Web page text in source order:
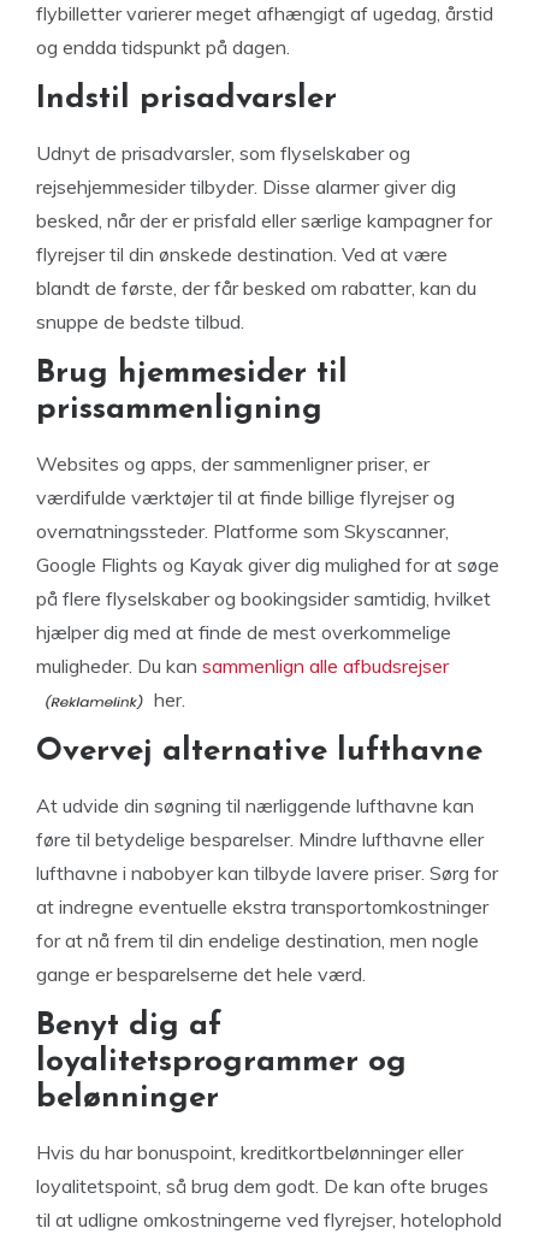
flybilletter varierer meget afhængigt af ugedag, årstid
og endda tidspunkt på dagen.
Indstil prisadvarsler
Udnyt de prisadvarsler, som flyselskaber og
rejsehjemmesider tilbyder. Disse alarmer giver dig
besked, når der er prisfald eller særlige kampagner for
flyrejser til din ønskede destination. Ved at være
blandt de første, der får besked om rabatter, kan du
snuppe de bedste tilbud.
Brug hjemmesider til
prissammenligning
Websites og apps, der sammenligner priser, er
værdifulde værktøjer til at finde billige flyrejser og
overnatningssteder. Platforme som Skyscanner,
Google Flights og Kayak giver dig mulighed for at søge
på flere flyselskaber og bookingsider samtidig, hvilket
hjælper dig med at finde de mest overkommelige
muligheder. Du kan sammenlign alle afbudsrejser
her.
Overvej alternative lufthavne
At udvide din søgning til nærliggende lufthavne kan
føre til betydelige besparelser. Mindre lufthavne eller
lufthavne i nabobyer kan tilbyde lavere priser. Sørg for
at indregne eventuelle ekstra transportomkostninger
for at nå frem til din endelige destination, men nogle
gange er besparelserne det hele værd.
Benyt dig af
loyalitetsprogrammer og
belønninger
Hvis du har bonuspoint, kreditkortbelønninger eller
loyalitetspoint, så brug dem godt. De kan ofte bruges
til at udligne omkostningerne ved flyrejser, hotelophold